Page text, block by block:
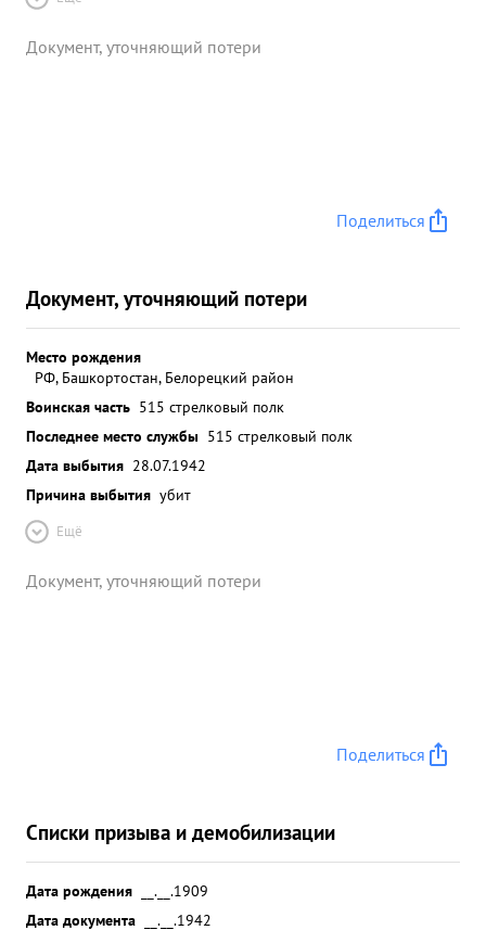
Документ, уточняющий потери
Поделиться
Документ, уточняющий потери
Место рождения
РФ, Башкортостан, Белорецкий район
Воинская часть 515 стрелковый полк
Последнее место службы 515 стрелковый полк
Дата выбытия 28.07.1942
Причина выбытия убит
Ещё
Документ, уточняющий потери
Поделиться
Списки призыва и демобилизации
Дата рождения
__.__.1909
Дата документа
__.__.1942